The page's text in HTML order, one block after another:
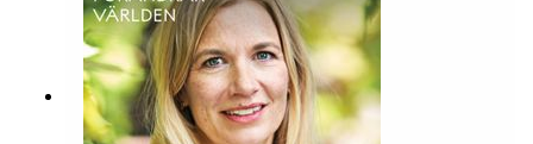
politik och till och med evolution. Om samarbeten
som faller isär, varför ingen vill städa om inte alla
gör det och vad som egentligen krävs för att ett
system ska fungera..